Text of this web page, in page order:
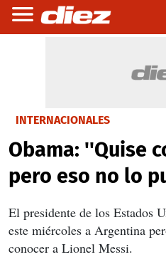
INTERNACIONALES
Obama: ''Quise
pero eso no lo
El presidente de los Estados
este miércoles a Argentina
conocer a Lionel Messi.